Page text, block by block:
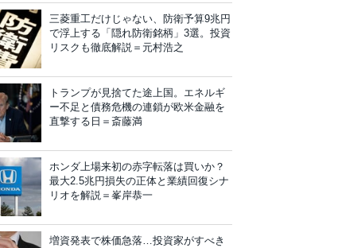
三菱重工だけじゃない、防衛予算9兆円
で浮上する「隠れ防衛銘柄」3選。投資
リスクも徹底解説＝元村浩之
トランプが見捨てた途上国。エネルギ
ー不足と債務危機の連鎖が欧米金融を
直撃する日＝斎藤満
ホンダ上場来初の赤字転落は買いか？
最大2.5兆円損失の正体と業績回復シナ
リオを解説＝峯岸恭一
増資発表で株価急落…投資家がすべき